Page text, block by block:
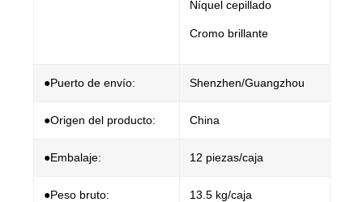
Níquel cepillado
Cromo brillante
●Puerto de envío: Shenzhen/Guangzhou
●Origen del producto: China
●Embalaje: 12 piezas/caja
●Peso bruto: 13.5 kg/caja